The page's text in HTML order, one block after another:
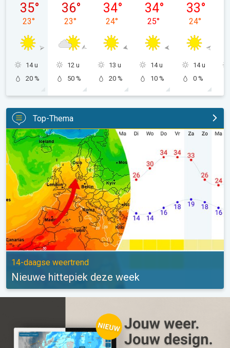
35°
23°
14 u
20 %
36°
23°
12 u
50 %
34°
24°
13 u
20 %
34°
25°
14 u
10 %
33°
24°
14 u
0 %
Top-Thema
Nieuwe hittepiek deze week. 14-daagse weertrend. . .
14-daagse weertrend
Nieuwe hittepiek deze week